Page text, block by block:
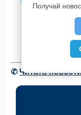
✆Читать
Получай